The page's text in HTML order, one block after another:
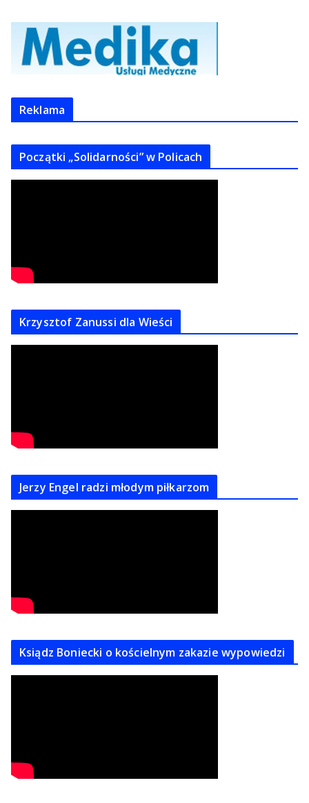
Reklama
Początki „Solidarności” w Policach
Krzysztof Zanussi dla Wieści
Jerzy Engel radzi młodym piłkarzom
Ksiądz Boniecki o kościelnym zakazie wypowiedzi